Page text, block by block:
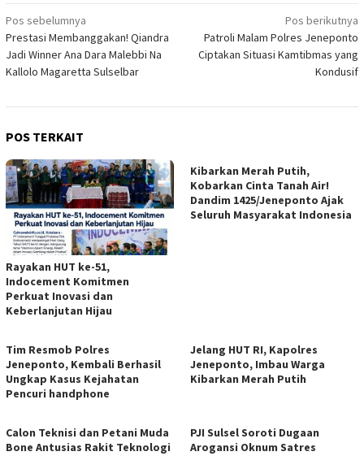
Navigasi
pos
Pos sebelumnya
Prestasi Membanggakan! Qiandra
Jadi Winner Ana Dara Malebbi Na
Kallolo Magaretta Sulselbar
Pos berikutnya
Patroli Malam Polres Jeneponto
Ciptakan Situasi Kamtibmas yang
Kondusif
POS TERKAIT
Rayakan HUT ke-51,
Indocement Komitmen
Perkuat Inovasi dan
Keberlanjutan Hijau
Kibarkan Merah Putih,
Kobarkan Cinta Tanah Air!
Dandim 1425/Jeneponto Ajak
Seluruh Masyarakat Indonesia
Tim Resmob Polres
Jeneponto, Kembali Berhasil
Ungkap Kasus Kejahatan
Pencuri handphone
Jelang HUT RI, Kapolres
Jeneponto, Imbau Warga
Kibarkan Merah Putih
Calon Teknisi dan Petani Muda
Bone Antusias Rakit Teknologi
PJI Sulsel Soroti Dugaan
Arogansi Oknum Satres